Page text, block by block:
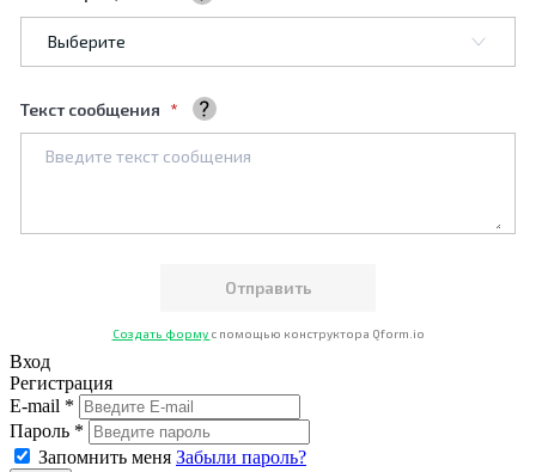
Текст сообщения
Создать форму с помощью конструктора Qform.io
Вход
Регистрация
E-mail *
Пароль *
Запомнить меня Забыли пароль?